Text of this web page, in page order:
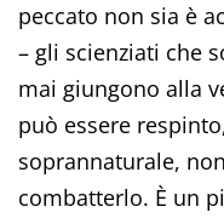
peccato non sia è
– gli scienziati che
mai giungono alla
può essere
soprannaturale,
combatterlo. È un